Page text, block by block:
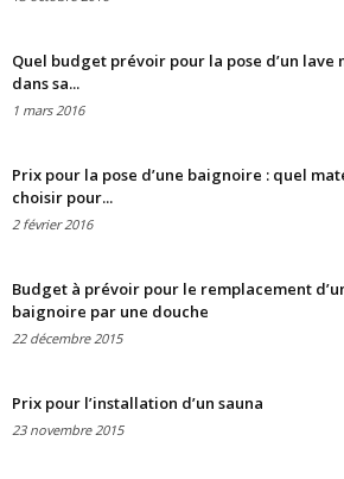
Quel budget prévoir pour la pose d’un lave
dans sa...
1 mars 2016
Prix pour la pose d’une baignoire : quel
choisir pour...
2 février 2016
Budget à prévoir pour le remplacement
baignoire par une douche
22 décembre 2015
Prix pour l’installation d’un sauna
23 novembre 2015